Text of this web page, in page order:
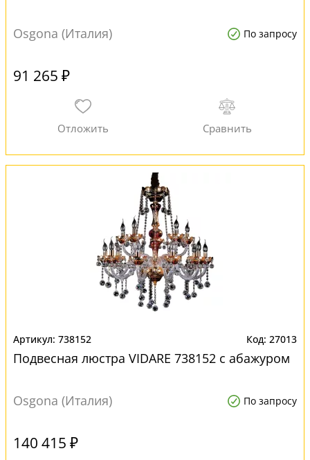
Osgona (Италия) По запросу
91 265 ₽
738152 27013
Подвесная люстра VIDARE 738152 с абажуром
Osgona (Италия) По запросу
140 415 ₽